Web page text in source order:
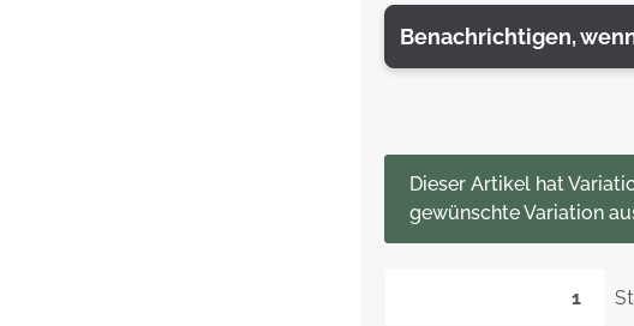
Benachrichtigen,
x
Dieser Artikel hat
gewünschte Variation